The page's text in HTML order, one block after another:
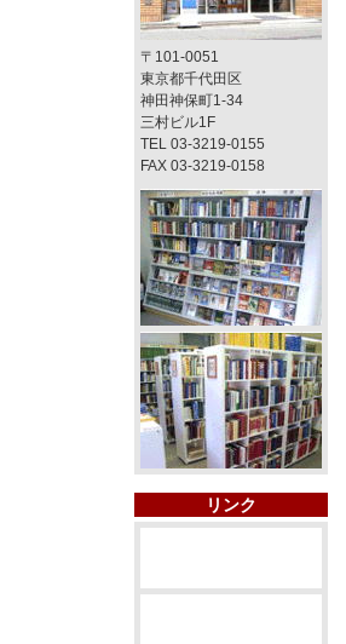
〒101-0051
東京都千代田区
神田神保町1-34
三村ビル1F
TEL 03-3219-0155
FAX 03-3219-0158
リンク